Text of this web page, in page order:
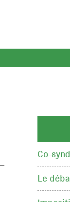
Co-
Le